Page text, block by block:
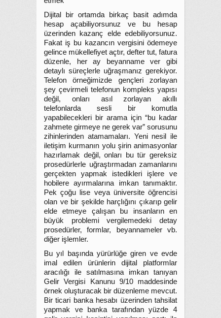
Dijital bir ortamda birkaç basit adımda
hesap açabiliyorsunuz ve bu hesap
üzerinden kazanç elde edebiliyorsunuz.
Fakat iş bu kazancın vergisini ödemeye
gelince mükellefiyet açtır, defter tut, fatura
düzenle, her ay beyanname ver gibi
detaylı süreçlerle uğraşmanız gerekiyor.
Telefon örneğimizde gençleri zorlayan
şey çevirmeli telefonun kompleks yapısı
değil, onları asıl zorlayan akıllı
telefonlarda sesli bir komutla
yapabilecekleri bir arama için “bu kadar
zahmete girmeye ne gerek var” sorusunu
zihinlerinden atamamaları. Yeni nesil ile
iletişim kurmanın yolu şirin animasyonlar
hazırlamak değil, onları bu tür gereksiz
prosedürlerle uğraştırmadan zamanlarını
gerçekten yapmak istedikleri işlere ve
hobilere ayırmalarına imkan tanımaktır.
Pek çoğu lise veya üniversite öğrencisi
olan ve bir şekilde harçlığını çıkarıp gelir
elde etmeye çalışan bu insanların en
büyük problemi vergilemedeki detay
prosedürler, formlar, beyannameler vb.
diğer işlemler.
Bu yıl başında yürürlüğe giren ve evde
imal edilen ürünlerin dijital platformlar
aracılığı ile satılmasına imkan tanıyan
Gelir Vergisi Kanunu 9/10 maddesinde
örnek oluşturacak bir düzenleme mevcut.
Bir ticari banka hesabı üzerinden tahsilat
yapmak ve banka tarafından yüzde 4